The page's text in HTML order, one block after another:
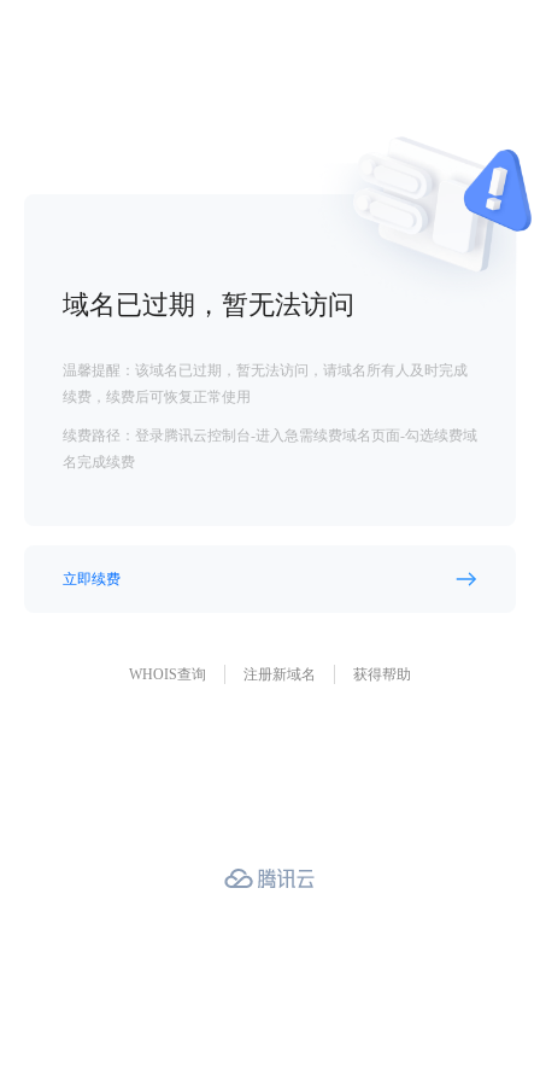
域名已过期，暂无法访问
温馨提醒：该域名已过期，暂无法访问，请域名所有人及时完成
续费，续费后可恢复正常使用
续费路径：登录腾讯云控制台-进入急需续费域名页面-勾选续费域
名完成续费
立即续费
WHOIS查询 注册新域名 获得帮助